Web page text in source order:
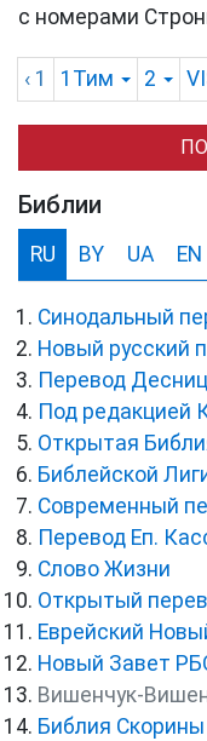
с номерами
‹ 1 1Тим 2
Библии
RU BY UA EN
Синодальный
Новый русский
Перевод
Под редакцией
Открытая
Библейской
Cовременный
Перевод Еп.
Слово Жизни
Открытый
Еврейский
Новый Завет
Вишенчук-
Библия Скорины